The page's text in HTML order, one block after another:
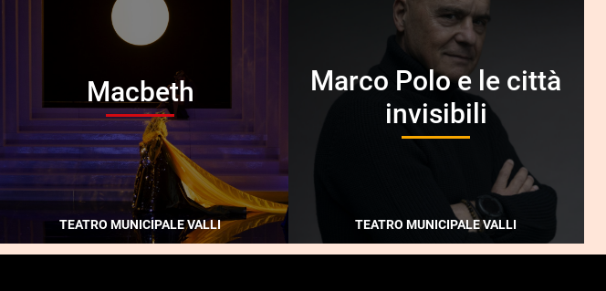
Macbeth
TEATRO MUNICIPALE VALLI
Marco Polo e le città
invisibili
TEATRO MUNICIPALE VALLI